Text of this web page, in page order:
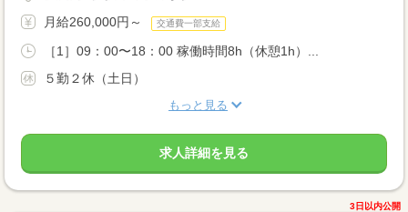
月給260,000円～ 交通費一部支給
［1］09：00〜18：00 稼働時間8h（休憩1h）...
５勤２休（土日）
もっと見る
求人詳細を見る
3日以内公開